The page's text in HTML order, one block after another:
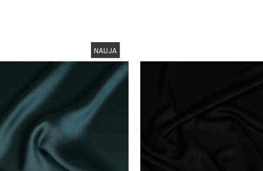
NAUJA